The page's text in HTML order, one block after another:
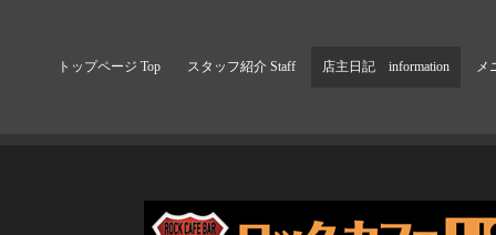
トップページ Top スタッフ紹介 Staff 店主日記 information メ